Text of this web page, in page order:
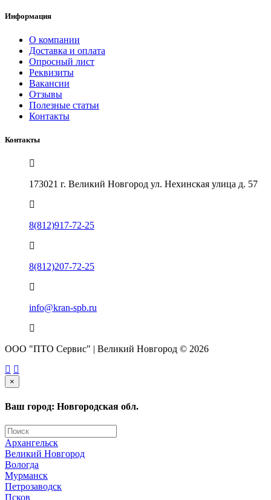
Информация
О компании
Доставка и оплата
Опросный лист
Реквизиты
Вакансии
Отзывы
Полезные статьи
Контакты
Контакты
173021 г. Великий Новгород ул. Нехинская улица д. 57
8(812)917-72-25
8(812)207-72-25
info@kran-spb.ru
ООО "ПТО Сервис" | Великий Новгород © 2026
×
Ваш город: Новгородская обл.
Архангельск
Великий Новгород
Вологда
Мурманск
Петрозаводск
Псков